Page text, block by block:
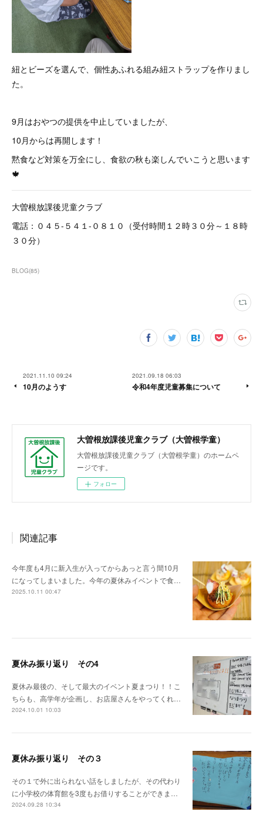
紐とビーズを選んで、個性あふれる組み紐ストラップを作りまし
た。
9月はおやつの提供を中止していましたが、
10月からは再開します！
黙食など対策を万全にし、食欲の秋も楽しんでいこうと思います
🍁
大曽根放課後児童クラブ
電話：０４５-５４１-０８１０（受付時間１２時３０分～１８時
３０分）
BLOG(85)
2021.11.10 09:24
10月のようす
2021.09.18 06:03
令和4年度児童募集について
大曽根放課後児童クラブ（大曽根学童）
大曽根放課後児童クラブ（大曽根学童）のホームペ
ージです。
フォロー
関連記事
今年度も4月に新入生が入ってからあっと言う間10月
になってしまいました。今年の夏休みイベントで食…
2025.10.11 00:47
夏休み振り返り その4
夏休み最後の、そして最大のイベント夏まつり！！こ
ちらも、高学年が企画し、お店屋さんをやってくれ…
2024.10.01 10:03
夏休み振り返り その３
その１で外に出られない話をしましたが、その代わり
に小学校の体育館を3度もお借りすることができま…
2024.09.28 10:34